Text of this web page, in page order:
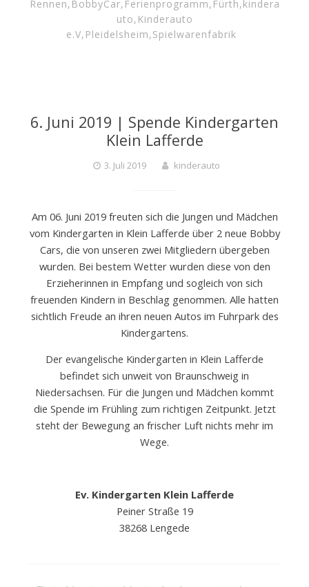
Rennen, BobbyCar, Ferienprogramm, Fürth, kindera
uto, Kinderauto
e.V, Pleidelsheim,Spielwarenfabrik
6. Juni 2019 | Spende Kindergarten
Klein Lafferde
3. Juli 2019 kinderauto
Am 06. Juni 2019 freuten sich die Jungen und Mädchen
vom Kindergarten in Klein Lafferde über 2 neue Bobby
Cars, die von unseren zwei Mitgliedern übergeben
wurden. Bei bestem Wetter wurden diese von den
Erzieherinnen in Empfang und sogleich von sich
freuenden Kindern in Beschlag genommen. Alle hatten
sichtlich Freude an ihren neuen Autos im Fuhrpark des
Kindergartens.
Der evangelische Kindergarten in Klein Lafferde
befindet sich unweit von Braunschweig in
Niedersachsen. Für die Jungen und Mädchen kommt
die Spende im Frühling zum richtigen Zeitpunkt. Jetzt
steht der Bewegung an frischer Luft nichts mehr im
Wege.
Ev. Kindergarten Klein Lafferde
Peiner Straße 19
38268 Lengede